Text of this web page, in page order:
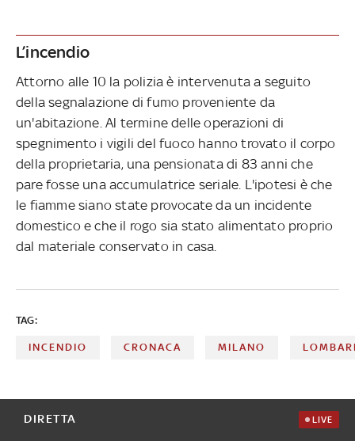
L’incendio
Attorno alle 10 la polizia è intervenuta a seguito
della segnalazione di fumo proveniente da
un'abitazione. Al termine delle operazioni di
spegnimento i vigili del fuoco hanno trovato il corpo
della proprietaria, una pensionata di 83 anni che
pare fosse una accumulatrice seriale. L'ipotesi è che
le fiamme siano state provocate da un incidente
domestico e che il rogo sia stato alimentato proprio
dal materiale conservato in casa.
TAG:
INCENDIO CRONACA MILANO
DIRETTA LIVE